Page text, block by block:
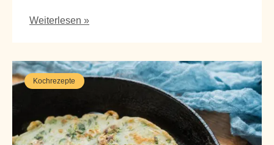
Weiterlesen »
Kochrezepte